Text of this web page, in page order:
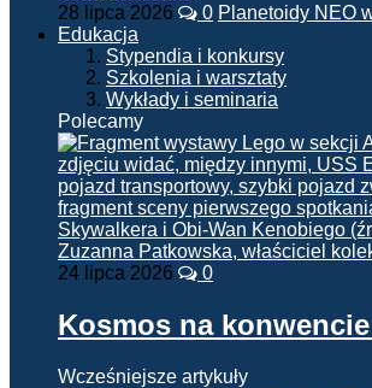
28 lipca 2026 0 Planetoidy NEO
Edukacja
Stypendia i konkursy
Szkolenia i warsztaty
Wykłady i seminaria
Polecamy
24 lipca 2026 0
Kosmos na
Wcześniejsze artykuły